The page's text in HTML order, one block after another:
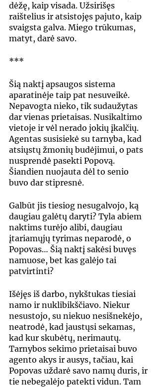
dėžę, kaip visada. Užsirišęs
raištelius ir atsistojęs pajuto, kaip
svaigsta galva. Miego trūkumas,
matyt, darė savo.
***
Šią naktį apsaugos sistema
aparatinėje taip pat nesuveikė.
Nepavogta nieko, tik sudaužytas
dar vienas prietaisas. Nusikaltimo
vietoje ir vėl nerado jokių įkalčių.
Agentas susisiekė su tarnyba, kad
atsiųstų žmonių budėjimui, o pats
nusprendė pasekti Popovą.
Šiandien nuojauta dėl to senio
buvo dar stipresnė.
Galbūt jis tiesiog nesugalvojo, ką
daugiau galėtų daryti? Tyla abiem
naktims turėjo alibi, daugiau
įtariamųjų tyrimas neparodė, o
Popovas… Šią naktį sakėsi buvęs
namuose, bet kas galėjo tai
patvirtinti?
Išėjęs iš darbo, nykštukas tiesiai
namo ir nuklibikščiavo. Niekur
nesustojo, su niekuo nesišnekėjo,
neatrodė, kad jaustųsi sekamas,
kad kur skubėtų, nerimautų.
Tarnybos sekimo prietaisai buvo
agento akys ir ausys, tačiau, kai
Popovas uždarė savo namų duris, ir
tie nebegalėjo patekti vidun. Tam